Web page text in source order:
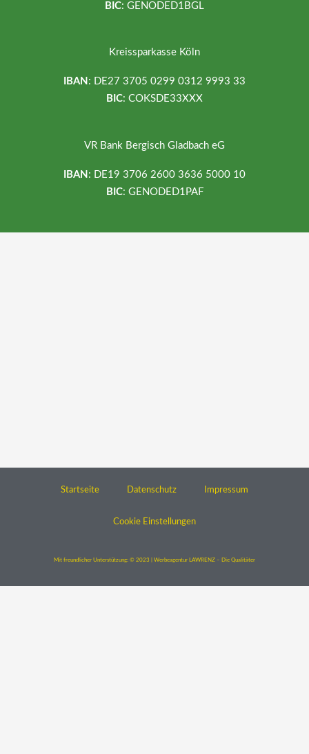
BIC: GENODED1BGL
Kreissparkasse Köln
IBAN : DE27 3705 0299 0312 9993 33
BIC: COKSDE33XXX
VR Bank Bergisch Gladbach eG
IBAN : DE19 3706 2600 3636 5000 10
BIC: GENODED1PAF
Startseite Datenschutz Impressum
Cookie Einstellungen
Mit freundlicher Unterstützung: © 2023 | Werbeagentur LAWRENZ – Die Qualitäter